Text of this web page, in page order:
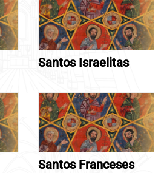
Santos Israelitas
Santos Franceses